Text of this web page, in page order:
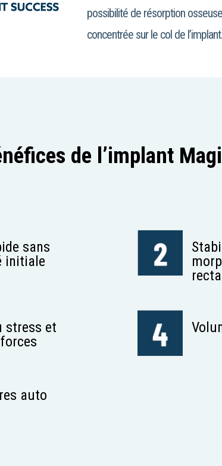
possibilité de résorption
concentrée sur le col de l’implant.
de l’implant
sans
initiale
stress et
auto